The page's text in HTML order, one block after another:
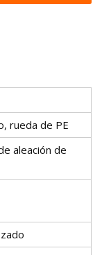
rueda de PE
aleación de